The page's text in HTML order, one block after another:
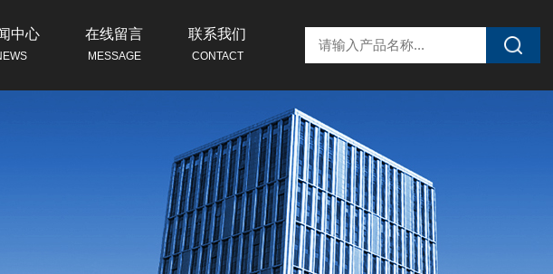
中心 在线留言
MESSAGE
联系我们
CONTACT